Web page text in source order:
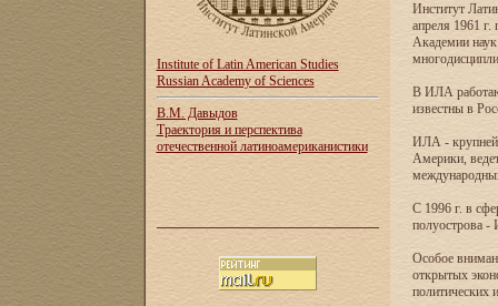
Institute of Latin American Studies
Russian Academy of Sciences
В.М. Давыдов
Траектория и перспектива
отечественной латиноамериканистики
Институт
апреля 1961
Академии
В ИЛА
известны в
ИЛА -
Америки,
С 1996 г. в
полуострова -
Особое
открытых
политических